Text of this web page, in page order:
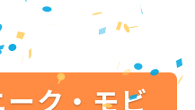
ク・モビ